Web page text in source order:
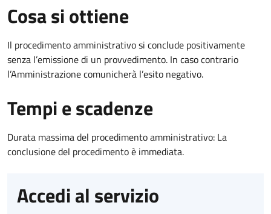
Cosa si ottiene
Il procedimento amministrativo si conclude positivamente
senza l’emissione di un provvedimento. In caso contrario
l’Amministrazione comunicherà l’esito negativo.
Tempi e scadenze
Durata massima del procedimento amministrativo: La
conclusione del procedimento è immediata.
Accedi al servizio